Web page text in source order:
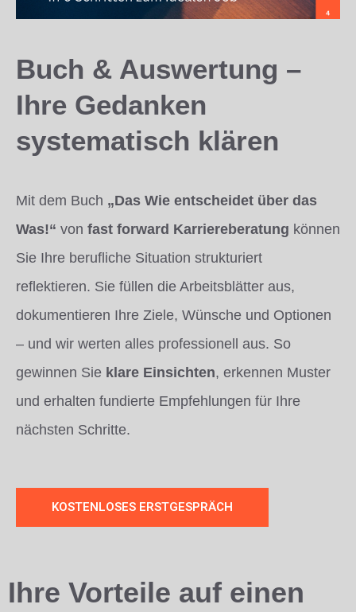
Buch & Auswertung –
Ihre Gedanken
systematisch klären
Mit dem Buch „Das Wie entscheidet über das
Was!“ von fast forward Karriereberatung können
Sie Ihre berufliche Situation strukturiert
reflektieren. Sie füllen die Arbeitsblätter aus,
dokumentieren Ihre Ziele, Wünsche und Optionen
– und wir werten alles professionell aus. So
gewinnen Sie klare Einsichten, erkennen Muster
und erhalten fundierte Empfehlungen für Ihre
nächsten Schritte.
KOSTENLOSES ERSTGESPRÄCH
Ihre Vorteile auf einen